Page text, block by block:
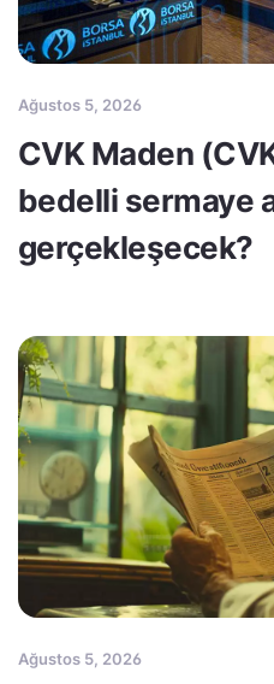
Ağustos 5, 2026
CVK Maden
bedelli sermaye
gerçekleşecek?
Ağustos 5, 2026